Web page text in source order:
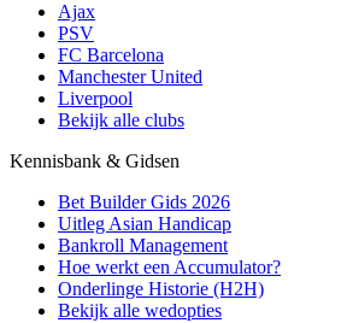
Ajax
PSV
FC Barcelona
Manchester United
Liverpool
Bekijk alle clubs
Kennisbank & Gidsen
Bet Builder Gids 2026
Uitleg Asian Handicap
Bankroll Management
Hoe werkt een Accumulator?
Onderlinge Historie (H2H)
Bekijk alle wedopties